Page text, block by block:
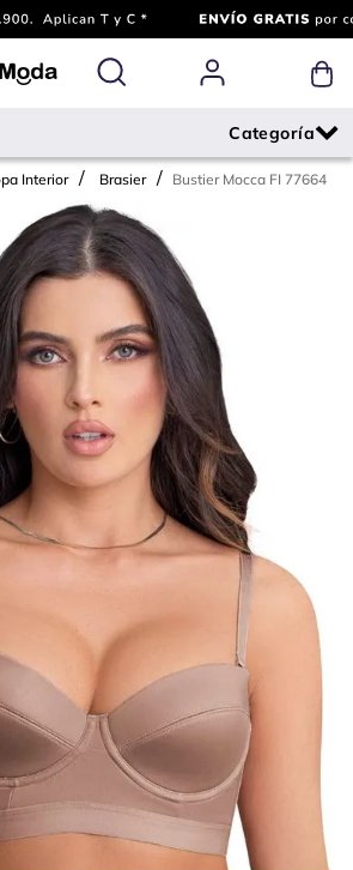
Interior Brasier
Bustier Mocca FI 77664